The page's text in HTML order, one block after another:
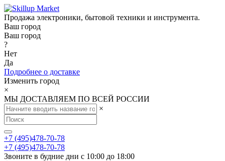
Продажа электроники, бытовой техники и инструмента.
Ваш город
Ваш город
?
Нет
Да
Подробнее о доставке
Изменить город
×
МЫ ДОСТАВЛЯЕМ ПО ВСЕЙ РОССИИ
×
+7 (495)478-70-78
+7 (495)478-70-78
Звоните в будние дни с 10:00 до 18:00